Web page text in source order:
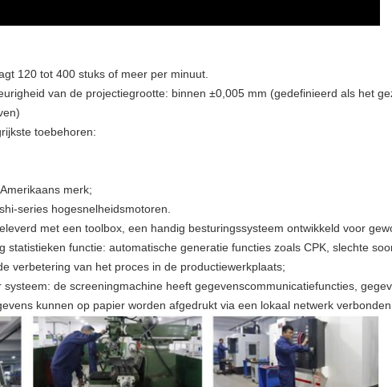
120 tot 400 stuks of meer per minuut.
van de projectiegrootte: binnen ±0,005 mm (gedefinieerd als het
toebehoren:
merk;
series hogesnelheidsmotoren.
met een toolbox, een handig besturingssysteem ontwikkeld voor
statistieken functie: automatische generatie functies zoals CPK, slechte
verbetering van het proces in de productiewerkplaats;
de screeningmachine heeft gegevenscommunicatiefuncties,
kunnen op papier worden afgedrukt via een lokaal netwerk